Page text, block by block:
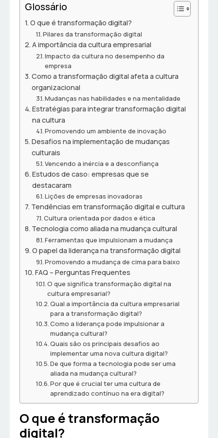
Glossário
O que é transformação digital?
Pilares da transformação digital
A importância da cultura empresarial
Impacto da cultura no desempenho da
empresa
Como a transformação digital afeta a cultura
organizacional
Mudanças nas habilidades e na mentalidade
Estratégias para integrar transformação digital
na cultura
Promovendo um ambiente de inovação
Desafios na implementação de mudanças
culturais
Vencendo a inércia e a desconfiança
Estudos de caso: empresas que se
destacaram
Lições de empresas inovadoras
Tendências em transformação digital e cultura
Cultura orientada por dados e ética
Tecnologia como aliada na mudança cultural
Ferramentas que impulsionam a mudança
O papel da liderança na transformação digital
Promovendo a mudança de cima para baixo
FAQ – Perguntas Frequentes
O que significa transformação digital na
cultura empresarial?
Qual a importância da cultura empresarial
para a transformação digital?
Como a liderança pode impulsionar a
mudança cultural?
Quais são os principais desafios ao
implementar uma nova cultura digital?
De que forma a tecnologia pode ser uma
aliada na mudança cultural?
Por que é crucial ter uma cultura de
aprendizado contínuo na era digital?
O que é transformação
digital?